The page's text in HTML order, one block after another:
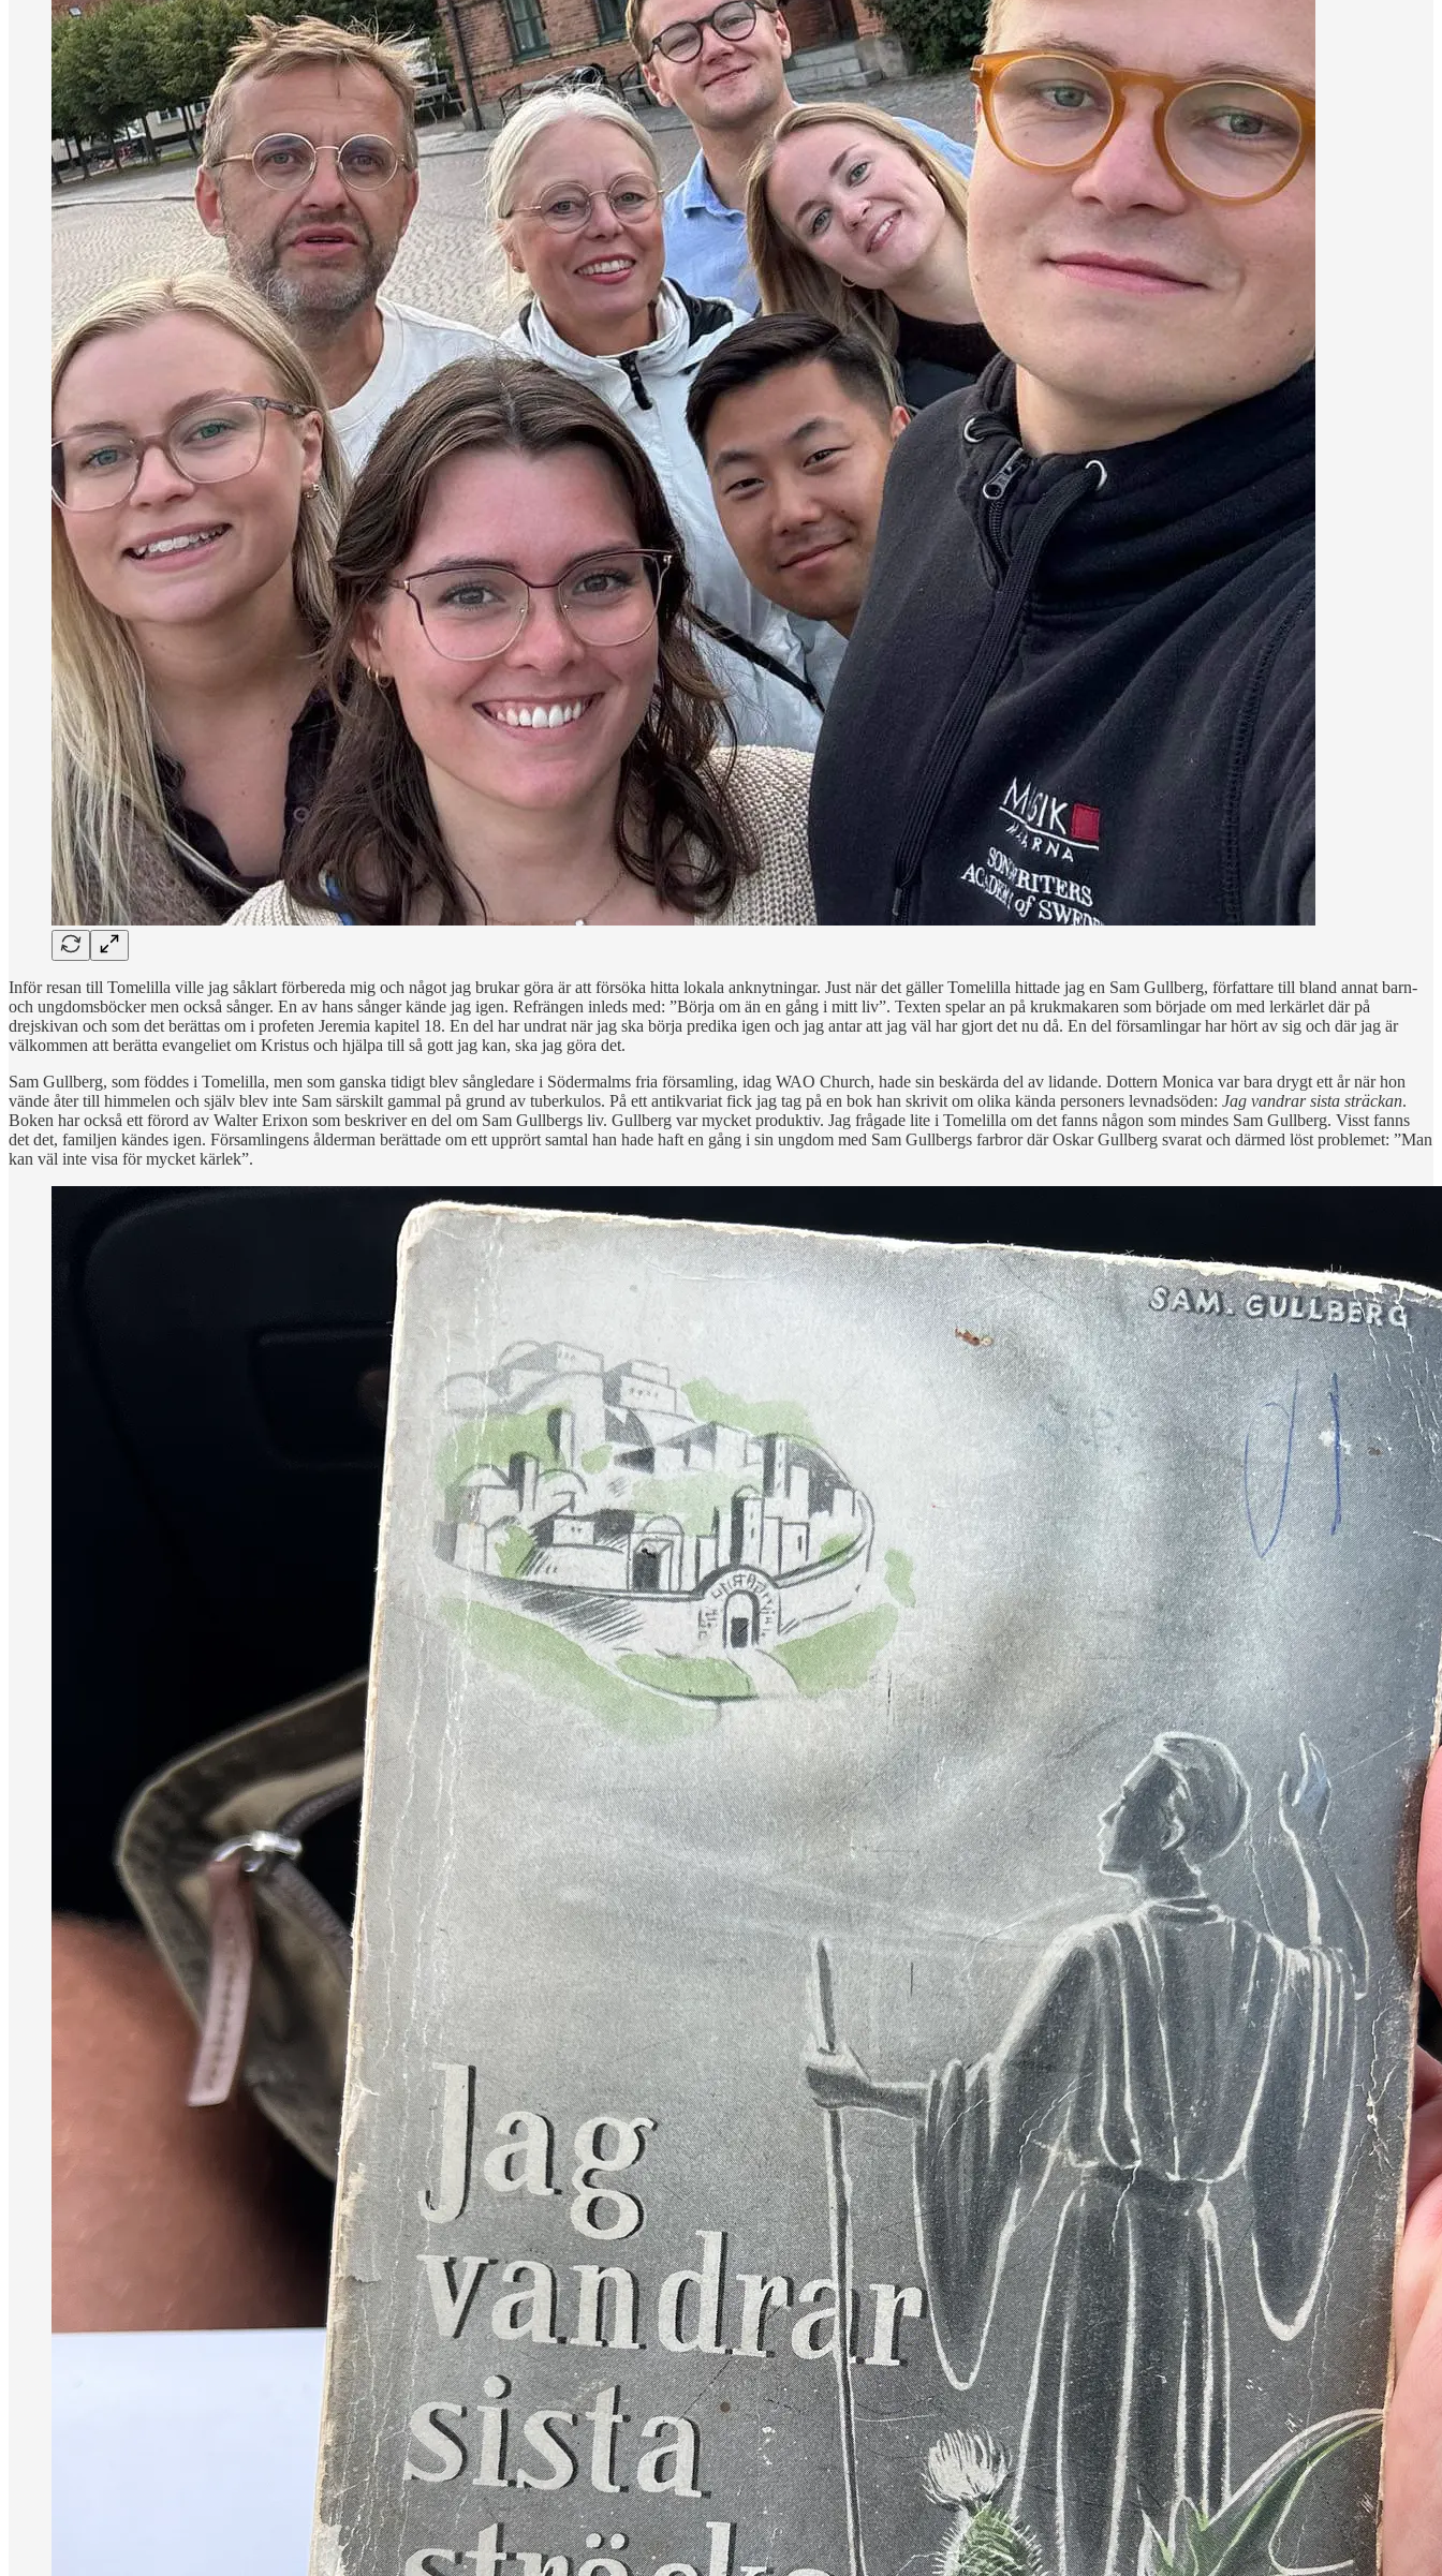
Inför resan till Tomelilla ville jag såklart förbereda mig och något jag brukar göra är att försöka hitta lokala anknytningar. Just när det gäller Tomelilla hittade jag en Sam Gullberg, författare till bland annat barn-
och ungdomsböcker men också sånger. En av hans sånger kände jag igen. Refrängen inleds med: ”Börja om än en gång i mitt liv”. Texten spelar an på krukmakaren som började om med lerkärlet där på
drejskivan och som det berättas om i profeten Jeremia kapitel 18. En del har undrat när jag ska börja predika igen och jag antar att jag väl har gjort det nu då. En del församlingar har hört av sig och där jag är
välkommen att berätta evangeliet om Kristus och hjälpa till så gott jag kan, ska jag göra det.
Sam Gullberg, som föddes i Tomelilla, men som ganska tidigt blev sångledare i Södermalms fria församling, idag WAO Church, hade sin beskärda del av lidande. Dottern Monica var bara drygt ett år när hon
vände åter till himmelen och själv blev inte Sam särskilt gammal på grund av tuberkulos. På ett antikvariat fick jag tag på en bok han skrivit om olika kända personers levnadsöden: Jag vandrar sista sträckan.
Boken har också ett förord av Walter Erixon som beskriver en del om Sam Gullbergs liv. Gullberg var mycket produktiv. Jag frågade lite i Tomelilla om det fanns någon som mindes Sam Gullberg. Visst fanns
det det, familjen kändes igen. Församlingens ålderman berättade om ett upprört samtal han hade haft en gång i sin ungdom med Sam Gullbergs farbror där Oskar Gullberg svarat och därmed löst problemet: ”Man
kan väl inte visa för mycket kärlek”.